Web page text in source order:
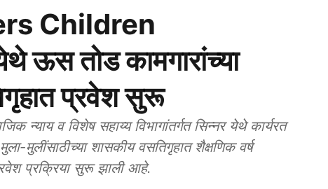
Children
तोड कामगारांच्या
प्रवेश सुरू
व विशेष सहाय्य विभागांतर्गत सिन्नर येथे कार्यरत
मुलींसाठीच्या शासकीय वसतिगृहात शैक्षणिक वर्ष
प्रक्रिया सुरू झाली आहे.